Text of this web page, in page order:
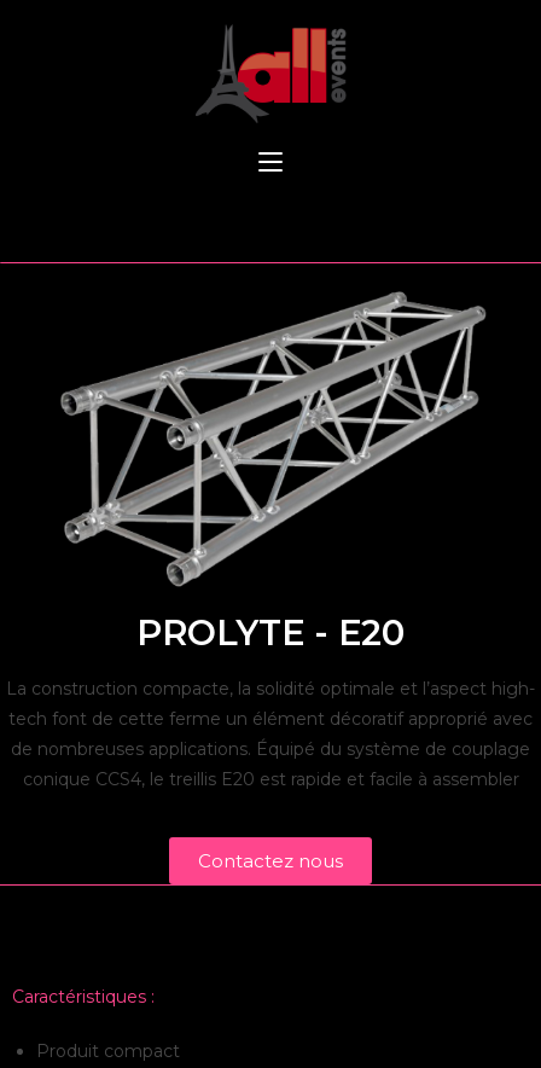
PROLYTE - E20
La construction compacte, la solidité optimale et l’aspect high-
tech font de cette ferme un élément décoratif approprié avec
de nombreuses applications. Équipé du système de couplage
conique CCS4, le treillis E20 est rapide et facile à assembler
Contactez nous
Caractéristiques :
Produit compact